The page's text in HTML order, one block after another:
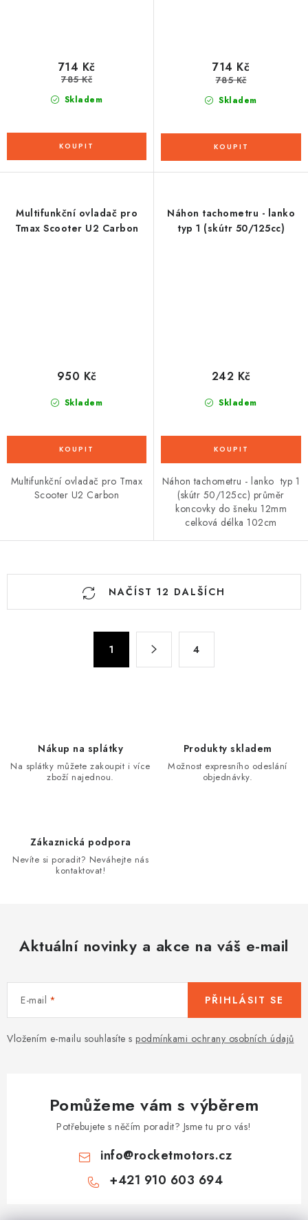
Skladem
714 Kč
785 Kč
Skladem
714 Kč
785 Kč
Multifunkční ovladač pro
Tmax Scooter U2 Carbon
Skladem
950 Kč
Multifunkční ovladač pro Tmax
Scooter U2 Carbon
Náhon tachometru - lanko
typ 1 (skútr 50/125cc)
Skladem
242 Kč
Náhon tachometru - lanko typ 1
(skútr 50/125cc) průměr
koncovky do šneku 12mm
celková délka 102cm
v
p
NAČÍST 12 DALŠÍCH
á
1 4
Nákup na splátky
Na splátky můžete zakoupit i více
zboží najednou.
Produkty skladem
Možnost expresního odeslání
objednávky.
Zákaznická podpora
Nevíte si poradit? Neváhejte nás
kontaktovat!
Aktuální novinky a akce na váš e-mail
E-mail
Vložením e-mailu souhlasíte s podmínkami ochrany osobních údajů
PŘIHLÁSIT SE
Pomůžeme vám s výběrem
Potřebujete s něčím poradit? Jsme tu pro vás!
info@rocketmotors.cz
+421 910 603 694
Z